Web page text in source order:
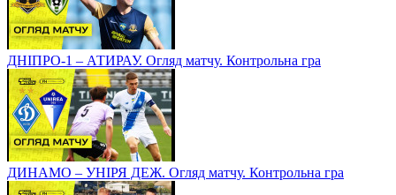
ДНІПРО-1 – АТИРАУ. Огляд матчу. Контрольна гра
ДИНАМО – УНІРЯ ДЕЖ. Огляд матчу. Контрольна гра